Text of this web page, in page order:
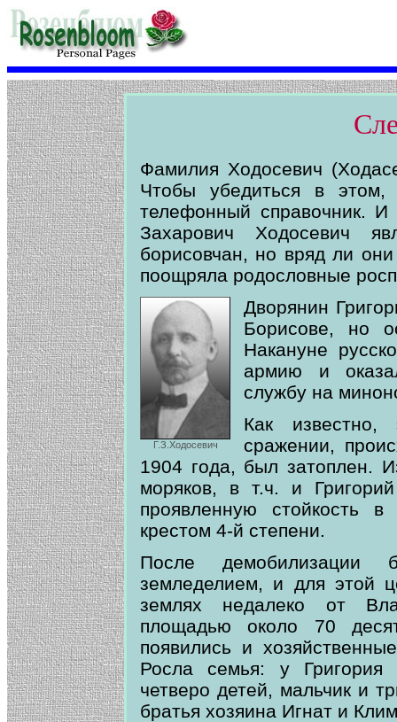
Фамилия Ходосевич
Чтобы убедиться в этом,
телефонный справочник. И
Захарович Ходосевич
борисовчан, но вряд ли
поощряла родословные
Г.З.Ходосевич
Дворянин
Борисове, но
Накануне
армию и
службу на
Как
сражении,
1904 года, был затоплен.
моряков, в т.ч. и
проявленную стойкость
крестом 4-й степени.
После демобилизации
земледелием, и для этой
землях недалеко от
площадью около 70
появились и
Росла семья: у
четверо детей, мальчик и
братья хозяина Игнат и